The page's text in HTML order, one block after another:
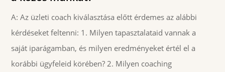
A: Az üzleti coach kiválasztása előtt érdemes az alábbi
kérdéseket feltenni: 1. Milyen tapasztalataid vannak a
saját iparágamban, és milyen eredményeket értél el a
korábbi ügyfeleid körében? 2. Milyen coaching